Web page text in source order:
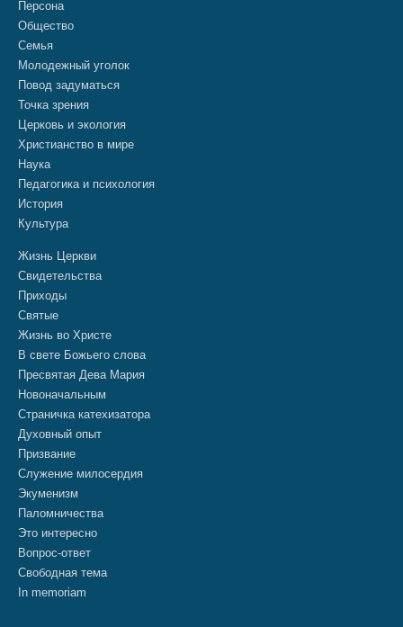
Персона
Общество
Семья
Молодежный уголок
Повод задуматься
Точка зрения
Церковь и экология
Христианство в мире
Наука
Педагогика и психология
История
Культура
Жизнь Церкви
Свидетельства
Приходы
Святые
Жизнь во Христе
В свете Божьего слова
Пресвятая Дева Мария
Новоначальным
Страничка катехизатора
Духовный опыт
Призвание
Служение милосердия
Экуменизм
Паломничества
Это интересно
Вопрос-ответ
Свободная тема
In memoriam